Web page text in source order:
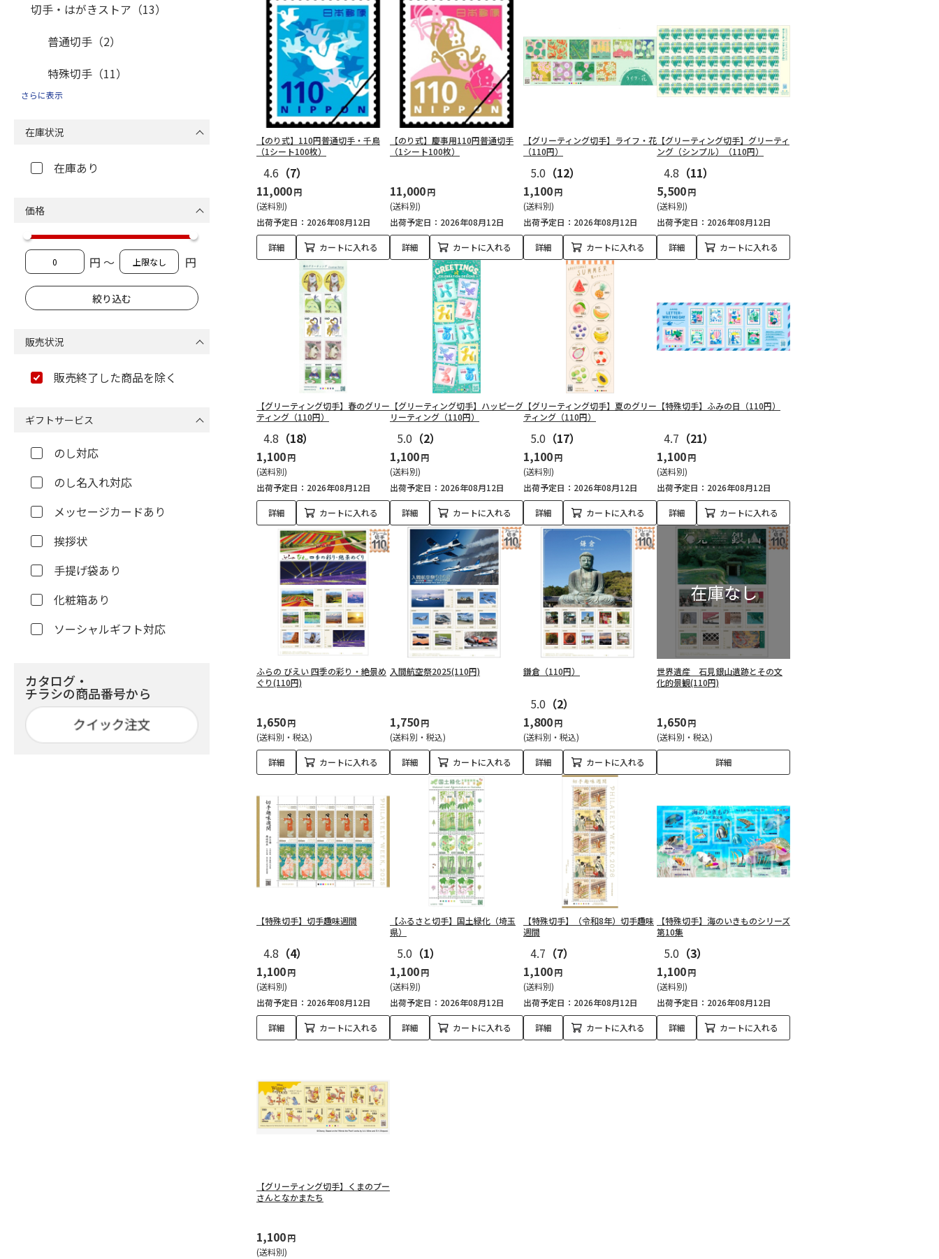
【のり式】110円普通切手・千鳥
（1シート100枚）
4.6 （7）
11,000円
(送料別)
出荷予定日：2026年08月12日
詳細 カートに入れる
【のり式】慶事用110円普通切手
（1シート100枚）
11,000円
(送料別)
出荷予定日：2026年08月12日
詳細 カートに入れる
【グリーティング切手】ライフ・花
（110円）
5.0 （12）
1,100円
(送料別)
出荷予定日：2026年08月12日
詳細 カートに入れる
【グリーティング切手】グリーティ
ング（シンプル）（110円）
4.8 （11）
5,500円
(送料別)
出荷予定日：2026年08月12日
詳細 カートに入れる
【グリーティング切手】春のグリー
ティング（110円）
4.8 （18）
1,100円
(送料別)
出荷予定日：2026年08月12日
詳細 カートに入れる
【グリーティング切手】ハッピーグ
リーティング（110円）
5.0 （2）
1,100円
(送料別)
出荷予定日：2026年08月12日
詳細 カートに入れる
【グリーティング切手】夏のグリー
ティング（110円）
5.0 （17）
1,100円
(送料別)
出荷予定日：2026年08月12日
詳細 カートに入れる
【特殊切手】ふみの日（110円）
4.7 （21）
1,100円
(送料別)
出荷予定日：2026年08月12日
詳細 カートに入れる
ふらの びえい 四季の彩り・絶景め
ぐり(110円)
1,650円
(送料別・税込)
詳細 カートに入れる
入間航空祭2025(110円)
1,750円
(送料別・税込)
詳細 カートに入れる
鎌倉（110円）
5.0 （2）
1,800円
(送料別・税込)
詳細 カートに入れる
世界遺産 石見銀山遺跡とその文
化的景観(110円)
1,650円
(送料別・税込)
詳細
【特殊切手】切手趣味週間
4.8 （4）
1,100円
(送料別)
出荷予定日：2026年08月12日
詳細 カートに入れる
【ふるさと切手】国土緑化（埼玉
県）
5.0 （1）
1,100円
(送料別)
出荷予定日：2026年08月12日
詳細 カートに入れる
【特殊切手】（令和8年）切手趣味
週間
4.7 （7）
1,100円
(送料別)
出荷予定日：2026年08月12日
詳細 カートに入れる
【特殊切手】海のいきものシリーズ
第10集
5.0 （3）
1,100円
(送料別)
出荷予定日：2026年08月12日
詳細 カートに入れる
【グリーティング切手】くまのプー
さんとなかまたち
1,100円
(送料別)
切手・はがきストア（13）
普通切手（2）
特殊切手（11）
さらに表示
在庫状況
在庫あり
価格
円 ～ 円
販売状況
販売終了した商品を除く
ギフトサービス
のし対応
のし名入れ対応
メッセージカードあり
挨拶状
手提げ袋あり
化粧箱あり
ソーシャルギフト対応
カタログ・
チラシの商品番号から